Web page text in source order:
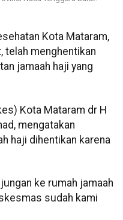
Kota Mataram,
telah menghentikan
jamaah haji yang
Kota Mataram dr H
mengatakan
haji dihentikan karena
ke rumah jamaah
sudah kami